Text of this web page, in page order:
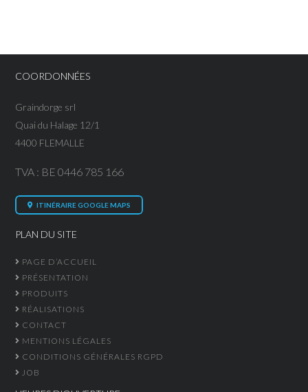
COORDONNÉES
Graindorge srl
Quai du Halage 12/1
4400 FLEMALLE
TVA : BE 0446 785 166
ITINÉRAIRE GOOGLE MAPS
PLAN DU SITE
PAGE D’ACCUEIL
PRÉSENTATION
PRODUITS
RÉALISATIONS
CONTACT
MENTIONS LÉGALES
CONDITIONS GÉNÉRALES RGPD
JOB